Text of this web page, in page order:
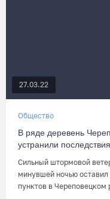
27.03.22
Общество
В ряде деревень
устранили
Сильный штормовой
минувшей ночью оставил
пунктов в Череповецком